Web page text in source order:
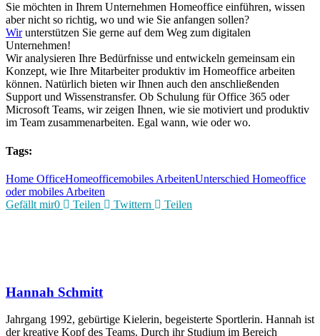
Sie möchten in Ihrem Unternehmen Homeoffice einführen, wissen
aber nicht so richtig, wo und wie Sie anfangen sollen?
Wirunterstützen Sie gerne auf dem Weg zum digitalen
Unternehmen!
Wir analysieren Ihre Bedürfnisse und entwickeln gemeinsam ein
Konzept, wie Ihre Mitarbeiter produktiv im Homeoffice arbeiten
können. Natürlich bieten wir Ihnen auch den anschließenden
Support und Wissenstransfer. Ob Schulung für Office 365 oder
Microsoft Teams, wir zeigen Ihnen, wie sie motiviert und produktiv
im Team zusammenarbeiten. Egal wann, wie oder wo.
Tags:
Home OfficeHomeofficemobiles ArbeitenUnterschied Homeoffice
oder mobiles Arbeiten
Gefällt mir0 Teilen Twittern Teilen
Hannah Schmitt
Jahrgang 1992, gebürtige Kielerin, begeisterte Sportlerin. Hannah ist
der kreative Kopf des Teams. Durch ihr Studium im Bereich